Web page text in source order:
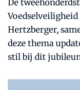
De
Voedselveiligheid
Hertzberger,
deze thema
stil bij dit